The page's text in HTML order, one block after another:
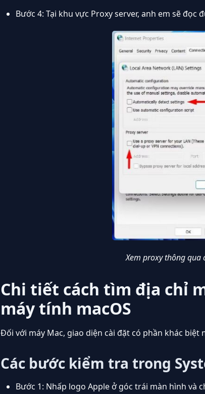
Bước 4: Tại khu vực Proxy server, anh em sẽ
Xem proxy thông qua
Chi tiết cách tìm địa chỉ
máy tính macOS
Đối với máy Mac, giao diện cài đặt có phần khác
Các bước kiểm tra trong
Bước 1: Nhấp logo Apple ở góc trái màn hình và